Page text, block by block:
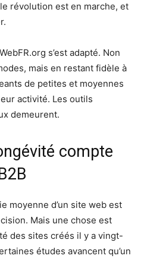
révolution est en marche, et
s’est adapté. Non
mais en restant fidèle à
de petites et moyennes
activité. Les outils
demeurent.
compte
moyenne d’un site web est
Mais une chose est
des sites créés il y a vingt-
études avancent qu’un